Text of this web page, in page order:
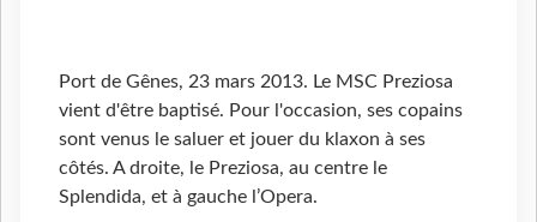
Port de Gênes, 23 mars 2013. Le MSC Preziosa
vient d'être baptisé. Pour l'occasion, ses copains
sont venus le saluer et jouer du klaxon à ses
côtés. A droite, le Preziosa, au centre le
Splendida, et à gauche l’Opera.